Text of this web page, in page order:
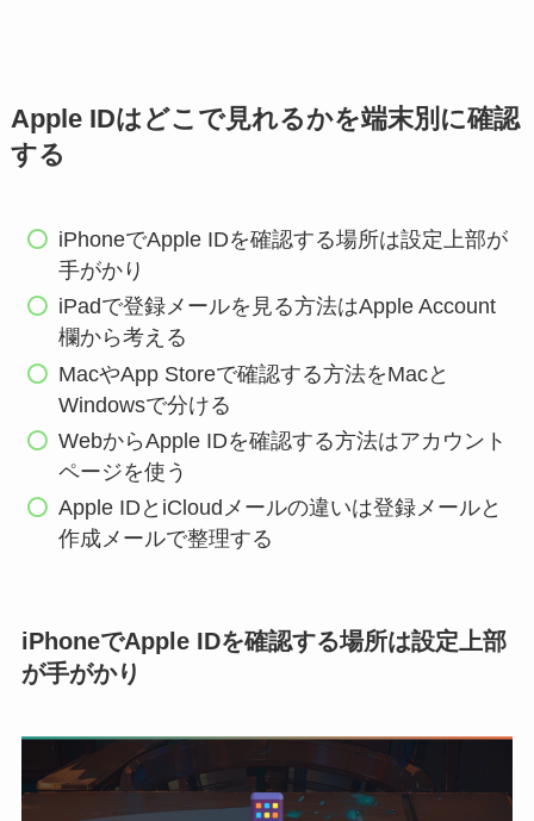
Apple IDはどこで見れるかを端末別に確認
する
iPhoneでApple IDを確認する場所は設定上部が
手がかり
iPadで登録メールを見る方法はApple Account
欄から考える
MacやApp Storeで確認する方法をMacと
Windowsで分ける
WebからApple IDを確認する方法はアカウント
ページを使う
Apple IDとiCloudメールの違いは登録メールと
作成メールで整理する
iPhoneでApple IDを確認する場所は設定上部
が手がかり